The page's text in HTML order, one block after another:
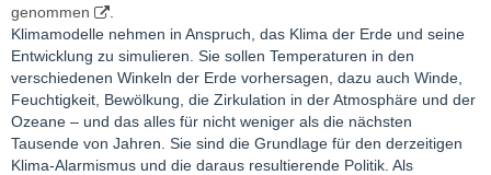
genommen
Klimamodelle nehmen in Anspruch, das Klima der Erde und seine
Entwicklung zu simulieren. Sie sollen Temperaturen in den
verschiedenen Winkeln der Erde vorhersagen, dazu auch Winde,
Feuchtigkeit, Bewölkung, die Zirkulation in der Atmosphäre und der
Ozeane – und das alles für nicht weniger als die nächsten
Tausende von Jahren. Sie sind die Grundlage für den derzeitigen
Klima-Alarmismus und die daraus resultierende Politik. Als